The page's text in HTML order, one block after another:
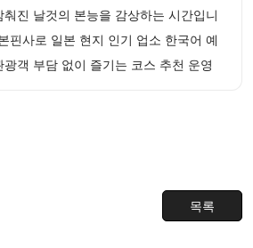
진 날것의 본능을 감상하는 시간입니
핀사로 일본 현지 인기 업소 한국어 예
객 부담 없이 즐기는 코스 추천 운영
목록